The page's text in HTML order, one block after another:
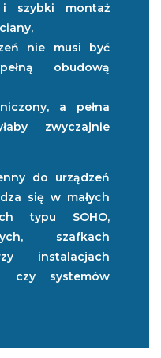
szybki montaż
nie musi być
obudową
a pełna
zwyczajnie
do urządzeń
się w małych
typu SOHO,
szafkach
instalacjach
czy systemów